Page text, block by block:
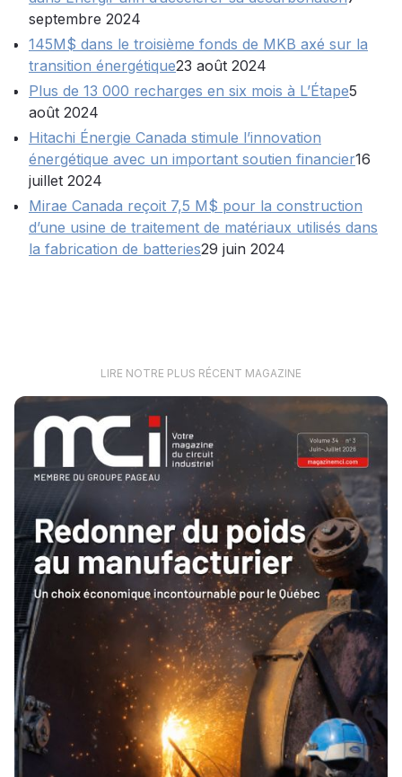
septembre 2024
145M$ dans le troisième fonds de MKB axé sur la
transition énergétique23 août 2024
Plus de 13 000 recharges en six mois à L’Étape5
août 2024
Hitachi Énergie Canada stimule l’innovation
énergétique avec un important soutien financier16
juillet 2024
Mirae Canada reçoit 7,5 M$ pour la construction
d’une usine de traitement de matériaux utilisés dans
la fabrication de batteries29 juin 2024
LIRE NOTRE PLUS RÉCENT MAGAZINE